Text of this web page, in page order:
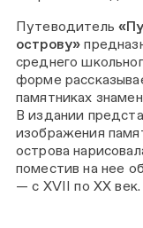
Путеводитель
острову»
среднего
форме
памятниках
В издании
изображения
острова
поместив на нее
— с XVII по XX век.